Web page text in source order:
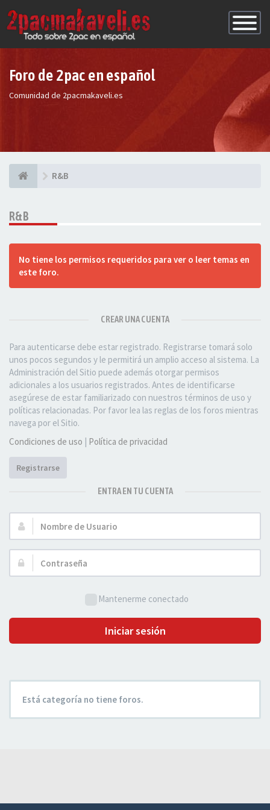
de
Foro de 2pac en español
Comunidad de 2pacmakaveli.es
R&B
R&B
No tiene los permisos requeridos para ver o leer temas en
este foro.
CREAR UNA CUENTA
Para autenticarse debe estar registrado. Registrarse tomará solo
unos pocos segundos y le permitirá un amplio acceso al sistema. La
Administración del Sitio puede además otorgar permisos
adicionales a los usuarios registrados. Antes de identificarse
asegúrese de estar familiarizado con nuestros términos de uso y
políticas relacionadas. Por favor lea las reglas de los foros mientras
navega por el Sitio.
Condiciones de uso | Política de privacidad
Registrarse
ENTRA EN TU CUENTA
Nombre
de
Usuario:
Contraseña:
Mantenerme conectado
Iniciar sesión
Está categoría no tiene foros.